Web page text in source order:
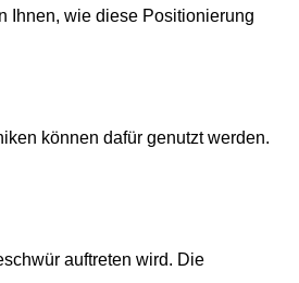
Ihnen, wie diese Positionierung
können dafür genutzt werden.
auftreten wird. Die